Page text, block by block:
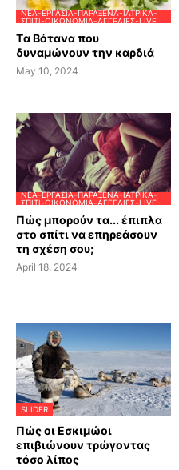
ΝΈΑ-ΕΡΓΑΣΊΑ-ΠΑΡΆΞΕΝΑ-ΙΑΤΡΙΚΆ-
ΣΠΊΤΙ-ΟΙΚΟΝΟΜΊΑ-ΑΓΓΕΛΊΕΣ-LIVE
Tα Βότανα που
δυναμώνουν την καρδιά
May 10, 2024
ΝΈΑ-ΕΡΓΑΣΊΑ-ΠΑΡΆΞΕΝΑ-ΙΑΤΡΙΚΆ-
ΣΠΊΤΙ-ΟΙΚΟΝΟΜΊΑ-ΑΓΓΕΛΊΕΣ-LIVE
Πώς μπορούν τα... έπιπλα
στο σπίτι να επηρεάσουν
τη σχέση σου;
April 18, 2024
SLIDER
Πώς οι Εσκιμώοι
επιβιώνουν τρώγοντας
τόσο λίπος